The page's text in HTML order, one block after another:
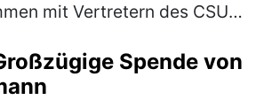
mit Vertretern des CSU-
Pfarrer
Spende von